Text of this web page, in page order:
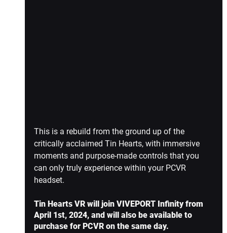
This is a rebuild from the ground up of the
critically acclaimed Tin Hearts, with immersive
moments and purpose-made controls that you
can only truly experience within your PCVR
headset.
Tin Hearts VR will join VIVEPORT Infinity from
April 1st, 2024, and will also be available to
purchase for PCVR on the same day.